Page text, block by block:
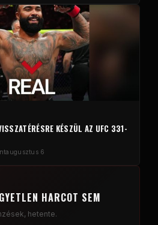
KÉSZÜL AZ UFC 331-
augusztus 6
HARCOT SEM
hetente.